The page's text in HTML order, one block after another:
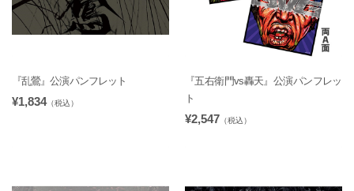
『乱鶯』公演パンフレット
¥1,834（税込）
『五右衛門vs轟天』公演パンフレッ
ト
¥2,547 （税込）